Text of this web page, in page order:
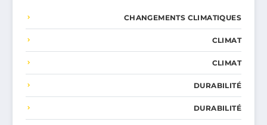
CHANGEMENTS CLIMATIQUES
CLIMAT
CLIMAT
DURABILITÉ
DURABILITÉ